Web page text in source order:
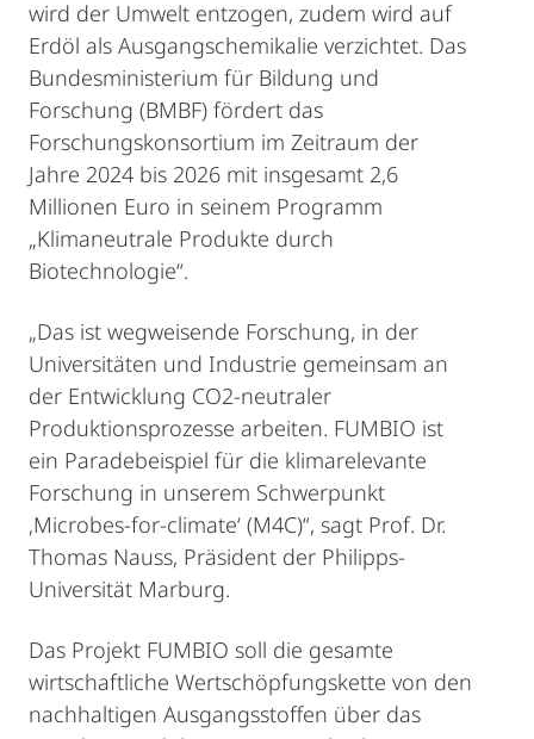
wird der Umwelt entzogen, zudem wird auf
Erdöl als Ausgangschemikalie verzichtet. Das
Bundesministerium für Bildung und
Forschung (BMBF) fördert das
Forschungskonsortium im Zeitraum der
Jahre 2024 bis 2026 mit insgesamt 2,6
Millionen Euro in seinem Programm
„Klimaneutrale Produkte durch
Biotechnologie“.
„Das ist wegweisende Forschung, in der
Universitäten und Industrie gemeinsam an
der Entwicklung CO2-neutraler
Produktionsprozesse arbeiten. FUMBIO ist
ein Paradebeispiel für die klimarelevante
Forschung in unserem Schwerpunkt
‚Microbes-for-climate‘ (M4C)“, sagt Prof. Dr.
Thomas Nauss, Präsident der Philipps-
Universität Marburg.
Das Projekt FUMBIO soll die gesamte
wirtschaftliche Wertschöpfungskette von den
nachhaltigen Ausgangsstoffen über das